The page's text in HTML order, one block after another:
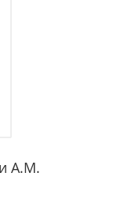
А.М.